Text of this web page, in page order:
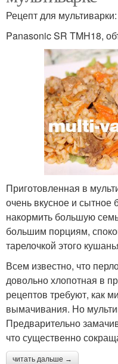
Рецепт для мультиварки:
Panasonic SR TMH18,
Приготовленная в
очень вкусное и
накормить большую
большим порциям,
тарелочкой этого
Всем известно, что
довольно хлопотная в
рецептов требуют, как
вымачивания. Но
Предварительно
что существенно
читать дальше →